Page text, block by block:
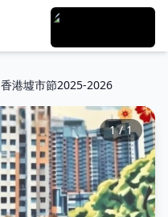
香港墟市節2025-2026
1/1